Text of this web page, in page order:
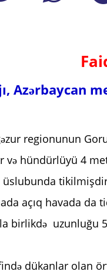
Azərbaycan
regionunun
və hündürlüyü 4
üslubunda
açıq havada da
birlikdə uzunluğu
dükanlar olan